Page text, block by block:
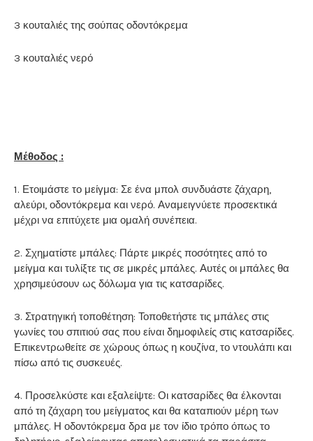
3 κουταλιές της σούπας οδοντόκρεμα
3 κουταλιές νερό
Μέθοδος :
1. Ετοιμάστε το μείγμα: Σε ένα μπολ συνδυάστε ζάχαρη,
αλεύρι, οδοντόκρεμα και νερό. Αναμειγνύετε προσεκτικά
μέχρι να επιτύχετε μια ομαλή συνέπεια.
2. Σχηματίστε μπάλες: Πάρτε μικρές ποσότητες από το
μείγμα και τυλίξτε τις σε μικρές μπάλες. Αυτές οι μπάλες θα
χρησιμεύσουν ως δόλωμα για τις κατσαρίδες.
3. Στρατηγική τοποθέτηση: Τοποθετήστε τις μπάλες στις
γωνίες του σπιτιού σας που είναι δημοφιλείς στις κατσαρίδες.
Επικεντρωθείτε σε χώρους όπως η κουζίνα, το ντουλάπι και
πίσω από τις συσκευές.
4. Προσελκύστε και εξαλείψτε: Οι κατσαρίδες θα έλκονται
από τη ζάχαρη του μείγματος και θα καταπιούν μέρη των
μπάλες. Η οδοντόκρεμα δρα με τον ίδιο τρόπο όπως το